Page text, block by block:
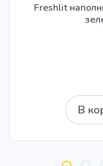
Freshlit
В